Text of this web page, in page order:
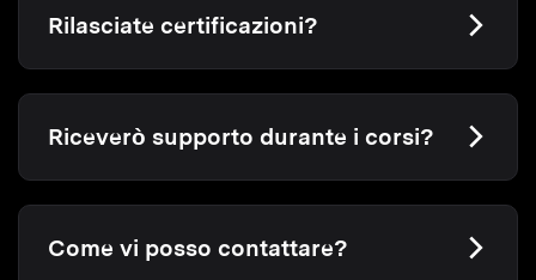
Rilasciate certificazioni?
Riceverò supporto durante i corsi?
Come vi posso contattare?